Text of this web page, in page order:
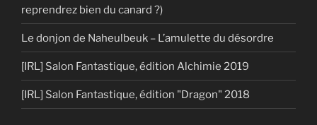
reprendrez bien du canard ?)
Le donjon de Naheulbeuk – L’amulette du désordre
[IRL] Salon Fantastique, édition Alchimie 2019
[IRL] Salon Fantastique, édition "Dragon" 2018